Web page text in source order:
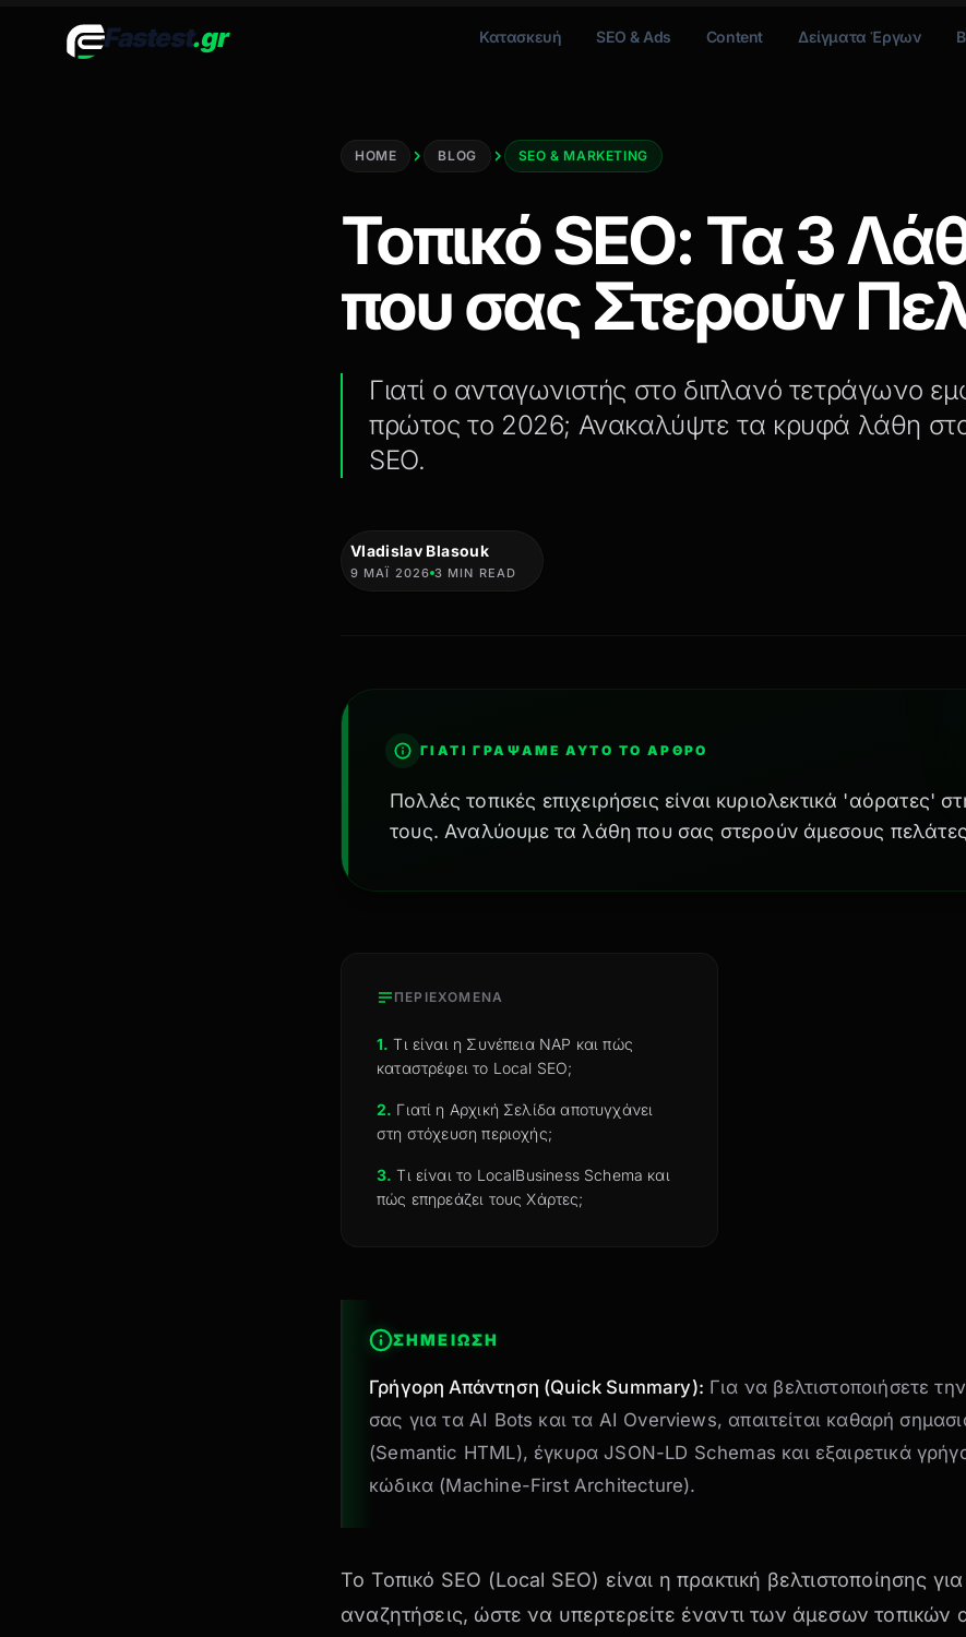
Fastest.gr Κατασκευή SEO & Ads Content Δείγματα Έργων
HOME BLOG SEO & MARKETING
Τοπικό SEO: Τα 3
που σας Στερούν
Γιατί ο ανταγωνιστής στο διπλανό τετράγωνο
πρώτος το 2026; Ανακαλύψτε τα κρυφά λάθη
SEO.
Vladislav Blasouk
9 ΜΑΪ́ 2026 3 MIN READ
ΓΙΑΤΊ ΓΡΆΨΑΜΕ ΑΥΤΌ ΤΟ ΆΡΘΡΟ
Πολλές τοπικές επιχειρήσεις είναι κυριολεκτικά 'αόρατες'
τους. Αναλύουμε τα λάθη που σας στερούν άμεσους
ΠΕΡΙΕΧΟΜΕΝΑ
1. Τι είναι η Συνέπεια NAP και πώς
καταστρέφει το Local SEO;
2. Γιατί η Αρχική Σελίδα αποτυγχάνει
στη στόχευση περιοχής;
3. Τι είναι το LocalBusiness Schema και
πώς επηρεάζει τους Χάρτες;
ΣΗΜΕΙΩΣΗ
Γρήγορη Απάντηση (Quick Summary): Για να βελτιστοποιήσετε
σας για τα AI Bots και τα AI Overviews, απαιτείται καθαρή
(Semantic HTML), έγκυρα JSON-LD Schemas και εξαιρετικά
κώδικα (Machine-First Architecture).
Το Τοπικό SEO (Local SEO) είναι η πρακτική βελτιστοποίησης
αναζητήσεις, ώστε να υπερτερείτε έναντι των άμεσων τοπικών